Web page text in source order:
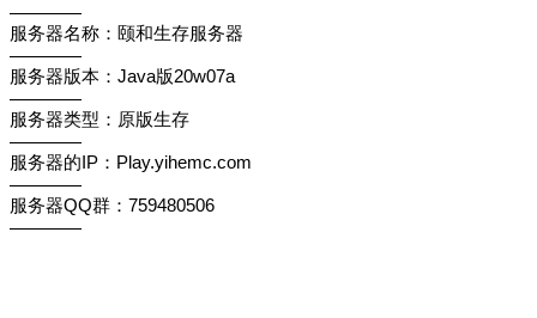
————
服务器名称：颐和生存服务器
————
服务器版本：Java版20w07a
————
服务器类型：原版生存
————
服务器的IP：Play.yihemc.com
————
服务器QQ群：759480506
————